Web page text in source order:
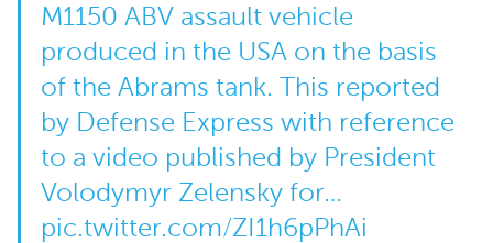
M1150 ABV assault vehicle
produced in the USA on the basis
of the Abrams tank. This reported
by Defense Express with reference
to a video published by President
Volodymyr Zelensky for…
pic.twitter.com/ZI1h6pPhAi